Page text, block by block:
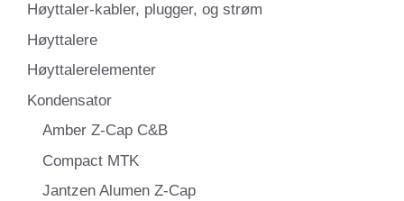
Høyttaler-kabler, plugger, og strøm
Høyttalere
Høyttalerelementer
Kondensator
Amber Z-Cap C&B
Compact MTK
Jantzen Alumen Z-Cap